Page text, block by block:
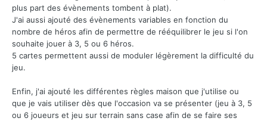
plus part des évènements tombent à plat).
J'ai aussi ajouté des évènements variables en fonction du
nombre de héros afin de permettre de rééquilibrer le jeu si l'on
souhaite jouer à 3, 5 ou 6 héros.
5 cartes permettent aussi de moduler légèrement la difficulté du
jeu.
Enfin, j'ai ajouté les différentes règles maison que j'utilise ou
que je vais utiliser dès que l'occasion va se présenter (jeu à 3, 5
ou 6 joueurs et jeu sur terrain sans case afin de se faire ses